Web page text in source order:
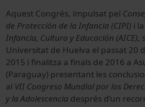
Aquest Congrés, impulsat pel
de Protección de la Infancia (CIPI) i
Infancia, Cultura y Educación (AICE),
Universitat de Huelva el passat 20
2015 i finalitza a finals de 2016 a
(Paraguay) presentant les
al VII Congreso Mundial por los
y la Adolescencia després d’un